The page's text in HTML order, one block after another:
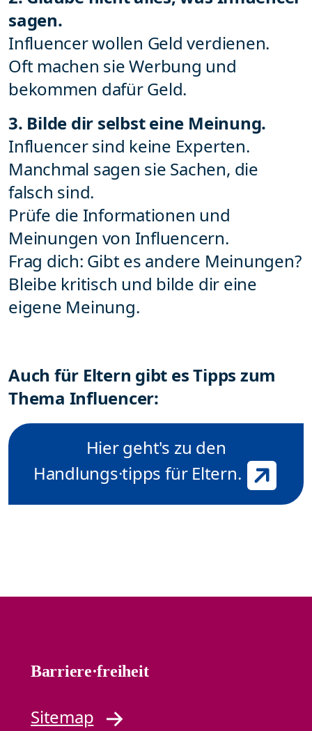
sagen.
Influencer wollen Geld verdienen.
Oft machen sie Werbung und
bekommen dafür Geld.
3. Bilde dir selbst eine Meinung.
Influencer sind keine Experten.
Manchmal sagen sie Sachen, die
falsch sind.
Prüfe die Informationen und
Meinungen von Influencern.
Frag dich: Gibt es andere Meinungen?
Bleibe kritisch und bilde dir eine
eigene Meinung.
Auch für Eltern gibt es Tipps zum
Thema Influencer:
Hier geht's zu den
Handlungs·tipps für Eltern.
Barriere·freiheit
Sitemap